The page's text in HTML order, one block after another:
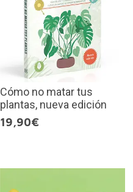
Cómo no matar tus
plantas, nueva edición
19,90€